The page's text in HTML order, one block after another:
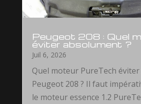
Peugeot 208 : Quel
éviter absolument ?
Juil 6, 2026
Quel moteur PureTech
Peugeot 208 ? Il faut
le moteur essence 1.2